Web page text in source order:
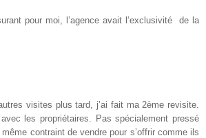
pour moi, l’agence avait l’exclusivité de la
visites plus tard, j’ai fait ma 2ème revisite.
les propriétaires. Pas spécialement pressé
contraint de vendre pour s’offrir comme ils